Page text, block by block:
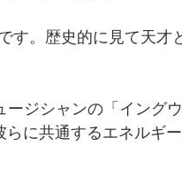
す。歴史的に見て天才
ジシャンの「イング
に共通するエネルギ